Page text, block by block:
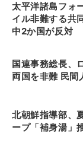
太平洋諸島フォ
イル非難する共
中2か国が反対
国連事務総長、
両国を非難 民間
北朝鮮指導部、
ープ「補身湯」